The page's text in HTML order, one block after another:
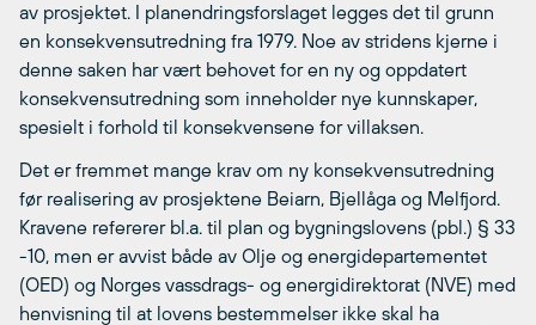
av prosjektet. I planendringsforslaget legges det til grunn
en konsekvensutredning fra 1979. Noe av stridens kjerne i
denne saken har vært behovet for en ny og oppdatert
konsekvensutredning som inneholder nye kunnskaper,
spesielt i forhold til konsekvensene for villaksen.
Det er fremmet mange krav om ny konsekvensutredning
før realisering av prosjektene Beiarn, Bjellåga og Melfjord.
Kravene refererer bl.a. til plan og bygningslovens (pbl.) § 33
-10, men er avvist både av Olje og energidepartementet
(OED) og Norges vassdrags- og energidirektorat (NVE) med
henvisning til at lovens bestemmelser ikke skal ha